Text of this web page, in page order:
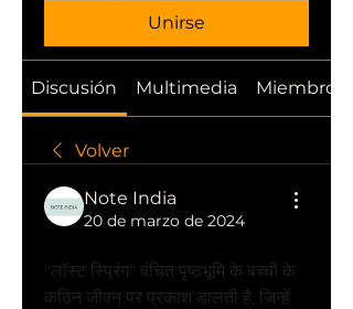
Unirse
Discusión Multimedia Miembros
Volver
Note India
20 de marzo de 2024
"लॉस्ट स्प्रिंग" वंचित पृष्ठभूमि के बच्चों के
कठिन जीवन पर प्रकाश डालती है, जिन्हें